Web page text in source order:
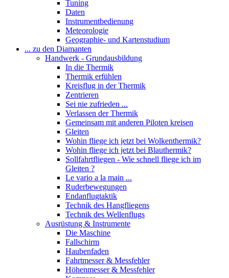
Tuning
Daten
Instrumentbedienung
Meteorologie
Geographie- und Kartenstudium
... zu den Diamanten
Handwerk - Grundausbildung
In die Thermik
Thermik erfühlen
Kreisflug in der Thermik
Zentrieren
Sei nie zufrieden ...
Verlassen der Thermik
Gemeinsam mit anderen Piloten kreisen
Gleiten
Wohin fliege ich jetzt bei Wolkenthermik?
Wohin fliege ich jetzt bei Blauthermik?
Sollfahrtfliegen - Wie schnell fliege ich im
Gleiten ?
Le vario a la main ...
Ruderbewegungen
Endanflugtaktik
Technik des Hangfliegens
Technik des Wellenflugs
Ausrüstung & Instrumente
Die Maschine
Fallschirm
Haubenfaden
Fahrtmesser & Messfehler
Höhenmesser & Messfehler